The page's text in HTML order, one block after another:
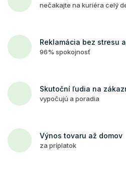
nečakajte na kuriéra celý
Reklamácia bez stresu
96% spokojnosť
Skutoční ľudia na
vypočujú a poradia
Výnos tovaru až domov
za príplatok